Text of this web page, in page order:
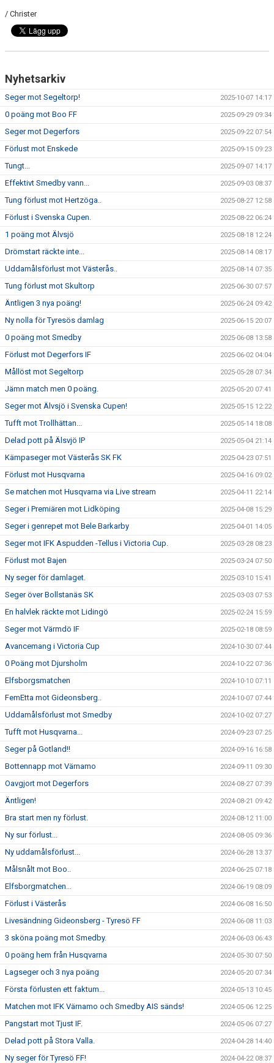
/ Christer
Nyhetsarkiv
Seger mot Segeltorp! 2025-10-07 14:17
0 poäng mot Boo FF 2025-09-29 09:34
Seger mot Degerfors 2025-09-22 07:54
Förlust mot Enskede 2025-09-15 09:23
Tungt... 2025-09-07 14:17
Effektivt Smedby vann... 2025-09-03 08:37
Tung förlust mot Hertzöga.. 2025-08-27 12:58
Förlust i Svenska Cupen. 2025-08-22 06:24
1 poäng mot Älvsjö 2025-08-18 12:24
Drömstart räckte inte... 2025-08-14 08:17
Uddamålsförlust mot Västerås.. 2025-08-14 07:35
Tung förlust mot Skultorp 2025-06-30 07:57
Äntligen 3 nya poäng! 2025-06-24 09:42
Ny nolla för Tyresös damlag 2025-06-15 20:07
0 poäng mot Smedby 2025-06-08 13:58
Förlust mot Degerfors IF 2025-06-02 04:04
Mållöst mot Segeltorp 2025-05-28 07:34
Jämn match men 0 poäng. 2025-05-20 07:41
Seger mot Älvsjö i Svenska Cupen! 2025-05-15 12:22
Tufft mot Trollhättan... 2025-05-14 18:08
Delad pott på Älsvjö IP 2025-05-04 21:14
Kämpaseger mot Västerås SK FK 2025-04-23 07:51
Förlust mot Husqvarna 2025-04-16 09:02
Se matchen mot Husqvarna via Live stream 2025-04-11 22:14
Seger i Premiären mot Lidköping 2025-04-08 15:29
Seger i genrepet mot Bele Barkarby 2025-04-01 14:05
Seger mot IFK Aspudden -Tellus i Victoria Cup. 2025-03-28 08:23
Förlust mot Bajen 2025-03-24 07:50
Ny seger för damlaget. 2025-03-10 15:41
Seger över Bollstanäs SK 2025-03-03 07:53
En halvlek räckte mot Lidingö 2025-02-24 15:59
Seger mot Värmdö IF 2025-02-18 08:59
Avancemang i Victoria Cup 2024-10-30 07:44
0 Poäng mot Djursholm 2024-10-22 07:36
Elfsborgsmatchen 2024-10-10 07:11
FemEtta mot Gideonsberg.. 2024-10-07 07:44
Uddamålsförlust mot Smedby 2024-10-02 07:27
Tufft mot Husqvarna... 2024-09-23 07:25
Seger på Gotland!! 2024-09-16 16:58
Bottennapp mot Värnamo 2024-09-11 09:30
Oavgjort mot Degerfors 2024-08-27 07:39
Äntligen! 2024-08-21 09:42
Bra start men ny förlust. 2024-08-12 11:00
Ny sur förlust... 2024-08-05 09:36
Ny uddamålsförlust... 2024-06-28 13:37
Målsnålt mot Boo.. 2024-06-25 07:18
Elfsborgmatchen... 2024-06-19 08:09
Förlust i Västerås 2024-06-08 16:50
Livesändning Gideonsberg - Tyresö FF 2024-06-08 11:03
3 sköna poäng mot Smedby. 2024-06-03 06:43
0 poäng hem från Husqvarna 2024-05-30 07:50
Lagseger och 3 nya poäng 2024-05-20 07:34
Första förlusten ett faktum... 2024-05-13 10:45
Matchen mot IFK Värnamo och Smedby AIS sänds! 2024-05-06 12:25
Pangstart mot Tjust IF. 2024-05-06 07:27
Delad pott på Stora Valla. 2024-04-28 14:40
Ny seger för Tyresö FF! 2024-04-22 08:37